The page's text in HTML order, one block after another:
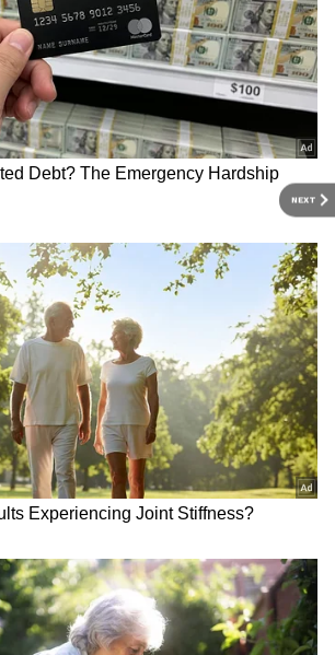
NEXT
ఇందిరా గాంధీ అంతర్జాతీయ
రెజ్లర్ వినేష్ ఫోగట్‌కు ఘన
వినేష్ రాజధానిలో అడుగుపెట్టడంతో
చేశారు. అర్హ‌త‌న వేటు క్ర‌మంలో రజత
మధ్యవర్తిత్వ న్యాయస్థానాన్ని
ఫోగట్ ఈ వారం ప్రారంభంలో